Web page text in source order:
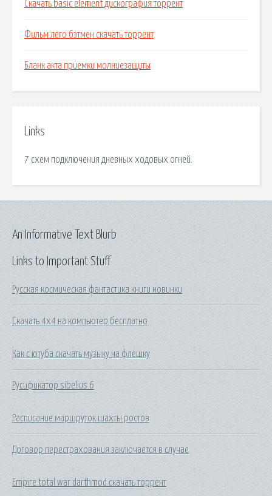
Скачать basic element дискография торрент
Фильм лего бэтмен скачать торрент
Бланк акта приемки молниезащиты
Links
7 схем подключения дневных ходовых огней.
Links to Important Stuff
Русская космическая фантастика книги новинки
Скачать 4х4 на компьютер бесплатно
Как с ютуба скачать музыку на флешку
Русификатор sibelius 6
Расписание маршруток шахты ростов
Договор перестрахования заключается в случае
Empire total war darthmod скачать торрент
An Informative Text Blurb